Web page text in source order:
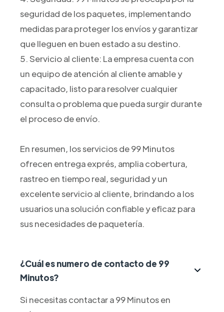
seguridad de los paquetes, implementando
medidas para proteger los envíos y garantizar
que lleguen en buen estado a su destino.
5. Servicio al cliente: La empresa cuenta con
un equipo de atención al cliente amable y
capacitado, listo para resolver cualquier
consulta o problema que pueda surgir durante
el proceso de envío.
En resumen, los servicios de 99 Minutos
ofrecen entrega exprés, amplia cobertura,
rastreo en tiempo real, seguridad y un
excelente servicio al cliente, brindando a los
usuarios una solución confiable y eficaz para
sus necesidades de paquetería.
¿Cuál es numero de contacto de 99
Minutos?
Si necesitas contactar a 99 Minutos en